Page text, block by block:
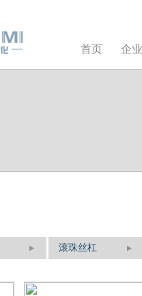
首页 企
滚珠丝杠